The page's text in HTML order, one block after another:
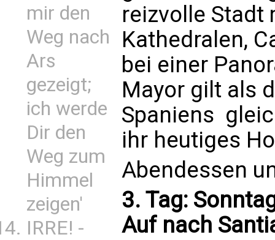
mir den
Weg nach
Ars
gezeigt;
ich werde
Dir den
Weg zum
Himmel
zeigen'
IRRE! -
reizvolle Stadt
Kathedralen,
bei einer
Mayor gilt als
Spaniens 
ihr heutiges
Abendessen
3. Tag:
Auf nach